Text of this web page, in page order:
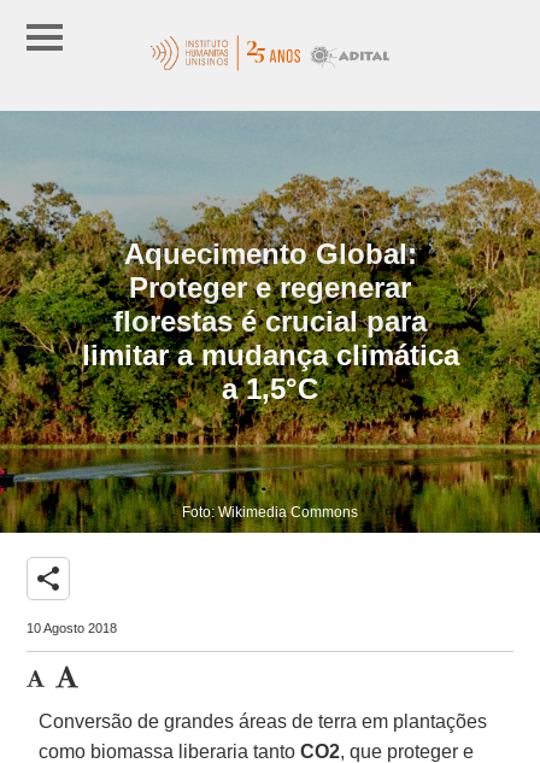
Aquecimento Global:
Proteger e regenerar
florestas é crucial para
limitar a mudança climática
a 1,5°C
Foto: Wikimedia Commons
share
10 Agosto 2018
Conversão de grandes áreas de terra em plantações
como biomassa liberaria tantoCO2, que proteger e